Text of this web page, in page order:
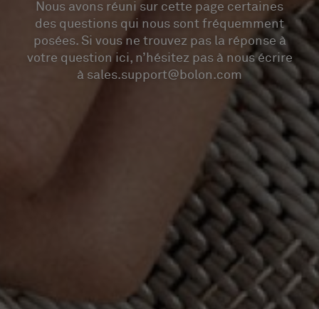
Nous avons réuni sur cette page certaines
des questions qui nous sont fréquemment
posées. Si vous ne trouvez pas la réponse à
votre question ici, n’hésitez pas à nous écrire
à sales.support@bolon.com